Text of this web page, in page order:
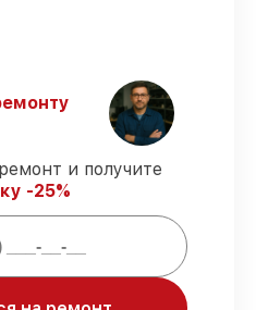
– все все виды
сервисной
с возможностью
владельца
и получите
-25%